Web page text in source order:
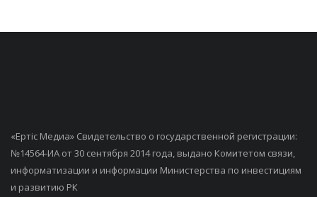
«Ертiс Медиа» Свидетельство о государственной регистрации:
№14564-ИА от 30 сентября 2014 года, выдано Комитетом связи,
информатизации и информации Министерства по инвестициям
и развитию РК